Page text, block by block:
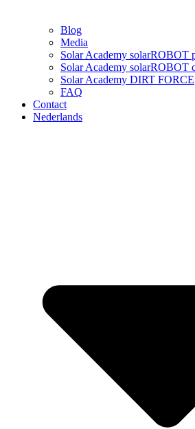
Blog
Media
Solar Academy solarROBOT
Solar Academy solarROBOT
Solar Academy DIRT FORCE
FAQ
Contact
Nederlands